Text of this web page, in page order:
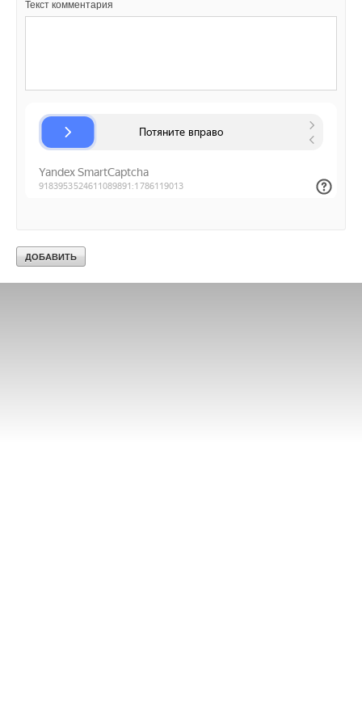
Текст комментария
Текст комментария